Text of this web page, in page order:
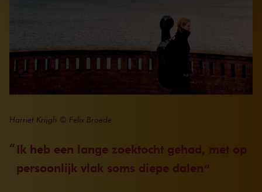
Harriet Krijgh © Felix Broede
Ik heb een lange zoektocht gehad, met op
persoonlijk vlak soms diepe dalen